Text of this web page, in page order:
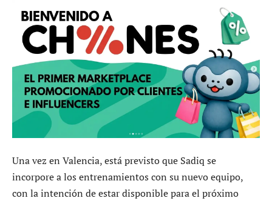
Una vez en Valencia, está previsto que Sadiq se
incorpore a los entrenamientos con su nuevo equipo,
con la intención de estar disponible para el próximo